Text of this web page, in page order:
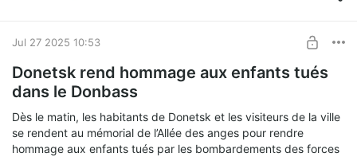
Jul 27 2025 10:53
Donetsk rend hommage aux enfants tués
dans le Donbass
Dès le matin, les habitants de Donetsk et les visiteurs de la ville
se rendent au mémorial de l’Allée des anges pour rendre
hommage aux enfants tués par les bombardements des forces